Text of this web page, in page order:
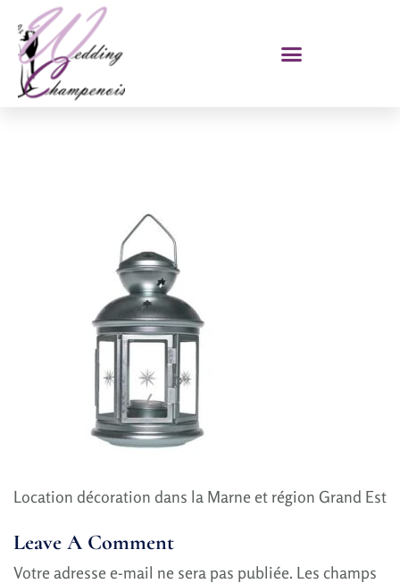
Location décoration dans la Marne et région Grand Est
Leave A Comment
Votre adresse e-mail ne sera pas publiée. Les champs